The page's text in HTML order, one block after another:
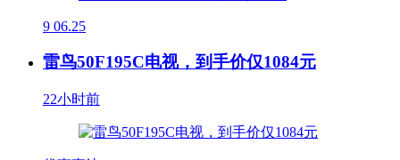
9 06.25
雷鸟50F195C电视，到手价仅1084元
22小时前